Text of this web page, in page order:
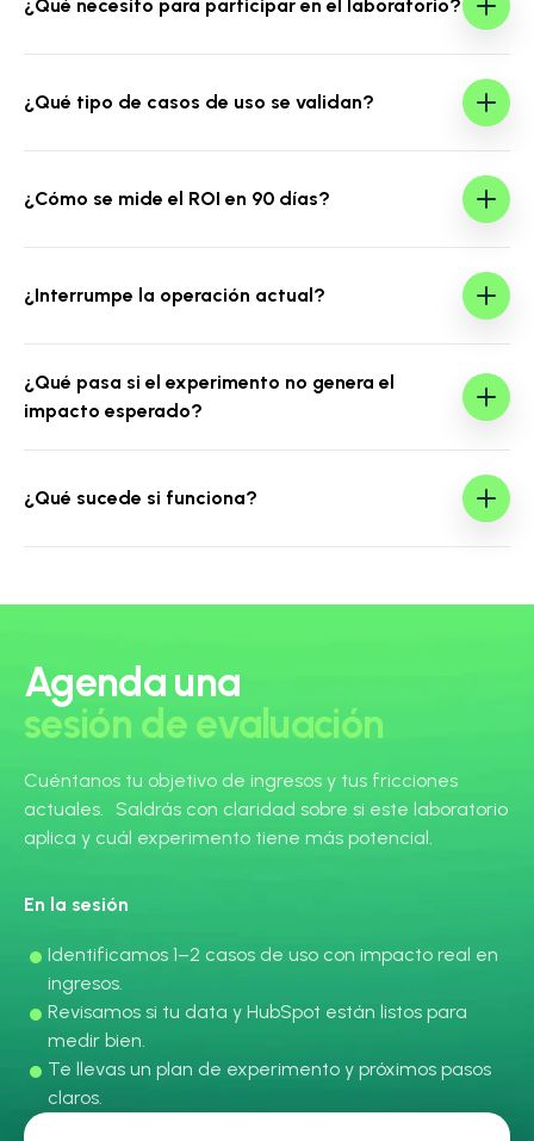
¿Qué necesito para participar en el laboratorio?
¿Qué tipo de casos de uso se validan?
¿Cómo se mide el ROI en 90 días?
¿Interrumpe la operación actual?
¿Qué pasa si el experimento no genera el
impacto esperado?
¿Qué sucede si funciona?
Agenda una
sesión de evaluación
Cuéntanos tu objetivo de ingresos y tus fricciones
actuales. Saldrás con claridad sobre si este laboratorio
aplica y cuál experimento tiene más potencial.
En la sesión
Identificamos 1–2 casos de uso con impacto real en
ingresos.
Revisamos si tu data y HubSpot están listos para
medir bien.
Te llevas un plan de experimento y próximos pasos
claros.